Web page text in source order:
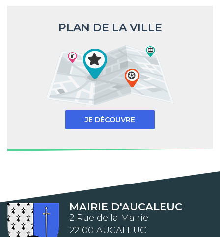
PLAN DE LA VILLE
JE DÉCOUVRE
MAIRIE D'AUCALEUC
2 Rue de la Mairie
22100 AUCALEUC